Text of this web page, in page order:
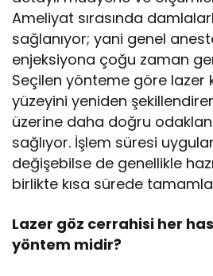
Ameliyat sırasında
sağlanıyor; yani genel
enjeksiyona çoğu zaman
Seçilen yönteme göre lazer
yüzeyini yeniden
üzerine daha doğru
sağlıyor. İşlem süresi
değişebilse de genellikle
birlikte kısa sürede
Lazer göz cerrahisi her
yöntem midir?